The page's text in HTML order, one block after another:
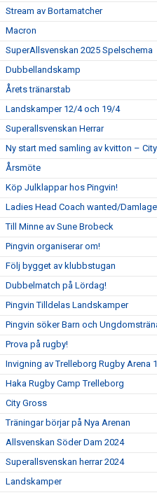
Stream av Bortamatcher
Macron
SuperAllsvenskan 2025 Spelschema
Dubbellandskamp
Årets tränarstab
Landskamper 12/4 och 19/4
Superallsvenskan Herrar
Ny start med samling av kvitton –
Årsmöte
Köp Julklappar hos Pingvin!
Ladies Head Coach wanted/
Till Minne av Sune Brobeck
Pingvin organiserar om!
Följ bygget av klubbstugan
Dubbelmatch på Lördag!
Pingvin Tilldelas Landskamper
Pingvin söker Barn och
Prova på rugby!
Invigning av Trelleborg Rugby Arena
Haka Rugby Camp Trelleborg
City Gross
Träningar börjar på Nya Arenan
Allsvenskan Söder Dam 2024
Superallsvenskan herrar 2024
Landskamper